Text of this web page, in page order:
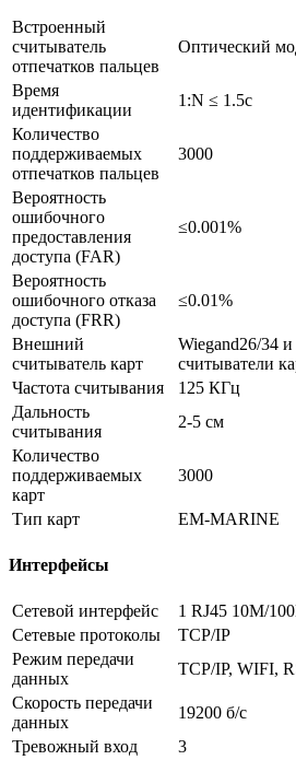
Встроенный
считыватель
отпечатков пальцев
Оптический
Время
идентификации
1:N ≤ 1.5c
Количество
поддерживаемых
отпечатков пальцев
3000
Вероятность
ошибочного
предоставления
доступа (FAR)
≤0.001%
Вероятность
ошибочного отказа
доступа (FRR)
≤0.01%
Внешний
считыватель карт
Wiegand26/34
считыватели
Частота считывания
125 КГц
Дальность
считывания
2-5 см
Количество
поддерживаемых
карт
3000
Тип карт EM-MARINE
Интерфейсы
Сетевой интерфейс
1 RJ45 10M/
Сетевые протоколы
TCP/IP
Режим передачи
данных
TCP/IP, WIFI,
Скорость передачи
данных
19200 б/с
Тревожный вход
3